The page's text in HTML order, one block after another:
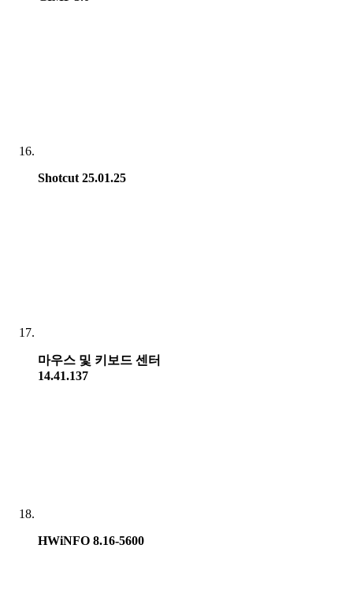
Shotcut 25.01.25
마우스 및 키보드 센터
14.41.137
HWiNFO 8.16-5600